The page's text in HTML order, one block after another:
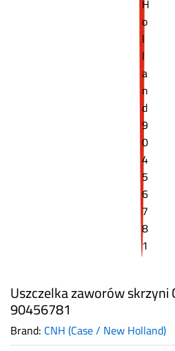
Uszczelka zaworów
90456781
Brand: CNH (Case / New Holland)